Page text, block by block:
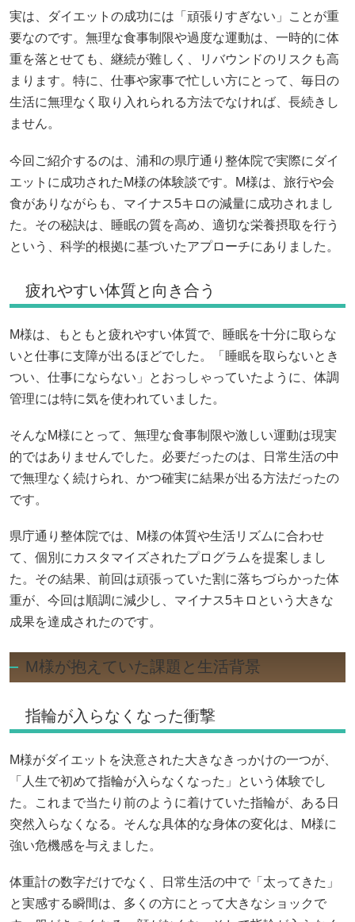
実は、ダイエットの成功には「頑張りすぎない」ことが重
要なのです。無理な食事制限や過度な運動は、一時的に体
重を落とせても、継続が難しく、リバウンドのリスクも高
まります。特に、仕事や家事で忙しい方にとって、毎日の
生活に無理なく取り入れられる方法でなければ、長続きし
ません。
今回ご紹介するのは、浦和の県庁通り整体院で実際にダイ
エットに成功されたM様の体験談です。M様は、旅行や会
食がありながらも、マイナス5キロの減量に成功されまし
た。その秘訣は、睡眠の質を高め、適切な栄養摂取を行う
という、科学的根拠に基づいたアプローチにありました。
疲れやすい体質と向き合う
M様は、もともと疲れやすい体質で、睡眠を十分に取らな
いと仕事に支障が出るほどでした。「睡眠を取らないとき
つい、仕事にならない」とおっしゃっていたように、体調
管理には特に気を使われていました。
そんなM様にとって、無理な食事制限や激しい運動は現実
的ではありませんでした。必要だったのは、日常生活の中
で無理なく続けられ、かつ確実に結果が出る方法だったの
です。
県庁通り整体院では、M様の体質や生活リズムに合わせ
て、個別にカスタマイズされたプログラムを提案しまし
た。その結果、前回は頑張っていた割に落ちづらかった体
重が、今回は順調に減少し、マイナス5キロという大きな
成果を達成されたのです。
M様が抱えていた課題と生活背景
指輪が入らなくなった衝撃
M様がダイエットを決意された大きなきっかけの一つが、
「人生で初めて指輪が入らなくなった」という体験でし
た。これまで当たり前のように着けていた指輪が、ある日
突然入らなくなる。そんな具体的な身体の変化は、M様に
強い危機感を与えました。
体重計の数字だけでなく、日常生活の中で「太ってきた」
と実感する瞬間は、多くの方にとって大きなショックで